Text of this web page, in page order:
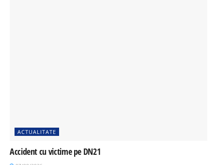
ACTUALITATE
Accident cu victime pe DN21